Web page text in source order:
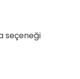
seçeneği